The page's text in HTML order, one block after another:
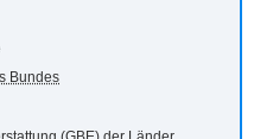
Bundes